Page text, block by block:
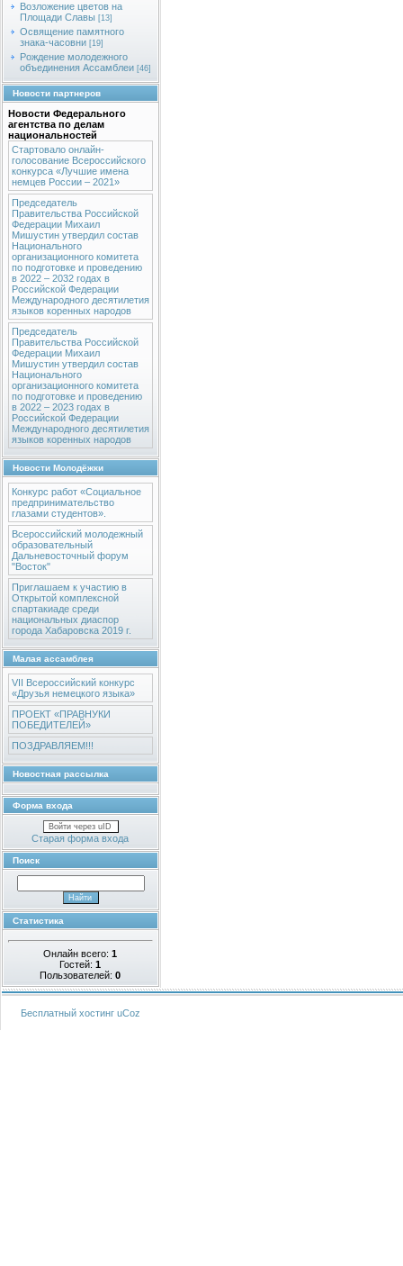
Возложение цветов на
Площади Славы [13]
Освящение памятного
знака-часовни [19]
Рождение молодежного
объединения Ассамблеи [46]
Новости партнеров
Новости Федерального
агентства по делам
национальностей
Стартовало онлайн-
голосование Всероссийского
конкурса «Лучшие имена
немцев России – 2021»
Председатель
Правительства Российской
Федерации Михаил
Мишустин утвердил состав
Национального
организационного комитета
по подготовке и проведению
в 2022 – 2032 годах в
Российской Федерации
Международного десятилетия
языков коренных народов
Председатель
Правительства Российской
Федерации Михаил
Мишустин утвердил состав
Национального
организационного комитета
по подготовке и проведению
в 2022 – 2023 годах в
Российской Федерации
Международного десятилетия
языков коренных народов
Новости Молодёжки
Конкурс работ «Социальное
предпринимательство
глазами студентов».
Всероссийский молодежный
образовательный
Дальневосточный форум
"Восток"
Приглашаем к участию в
Открытой комплексной
спартакиаде среди
национальных диаспор
города Хабаровска 2019 г.
Малая ассамблея
VII Всероссийский конкурс
«Друзья немецкого языка»
ПРОЕКТ «ПРАВНУКИ
ПОБЕДИТЕЛЕЙ»
ПОЗДРАВЛЯЕМ!!!
Новостная рассылка
Форма входа
Войти через uID
Старая форма входа
Поиск
Статистика
Онлайн всего:1
Гостей:1
Пользователей:0
Бесплатный хостинг uCoz